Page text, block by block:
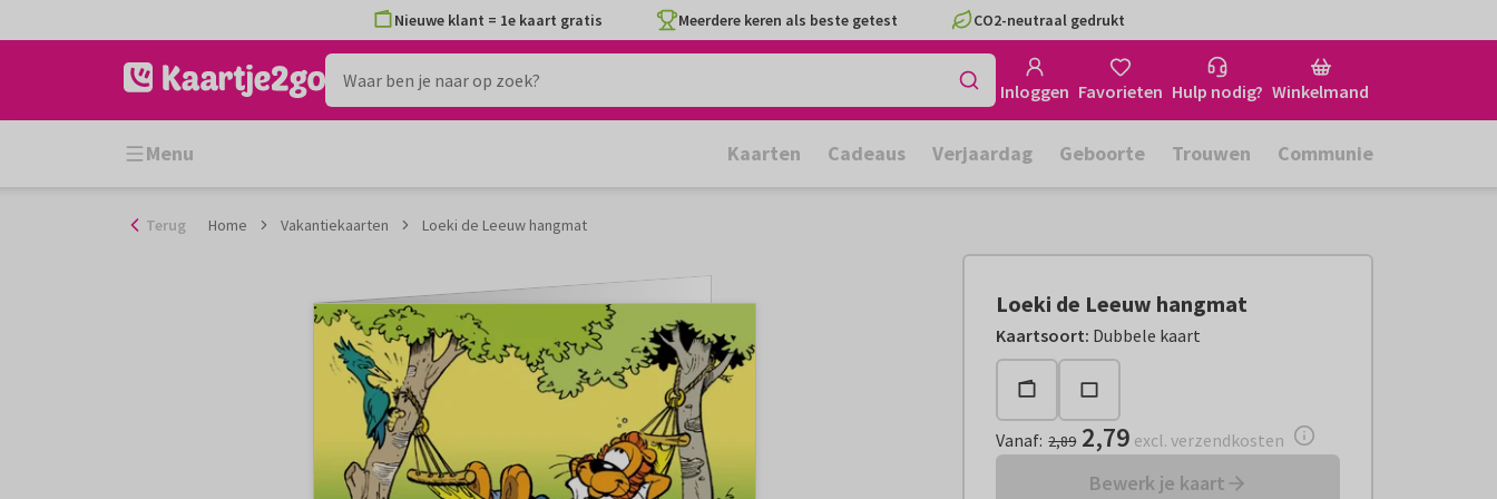
naar
Nieuwe klant = 1e kaart gratis Meerdere keren als beste getest CO2-neutraal gedrukt
Inloggen Favorieten Hulp nodig? Winkelmand
Menu Kaarten Cadeaus Verjaardag Geboorte Trouwen Communie
Terug Home Vakantiekaarten Loeki de Leeuw hangmat
Loeki de Leeuw hangmat
Kaartsoort: Dubbele kaart
Vanaf:€ 2,79 excl. verzendkosten
Vanaf: 2,89 2,79 excl. verzendkosten
Bewerk je kaart